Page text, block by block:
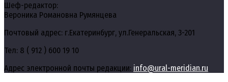
Шеф-редактор:
Вероника Романовна Румянцева
Почтовый адрес: г.Екатеринбург, ул.Генеральская, 3-201
Тел: 8 ( 912 ) 600 19 10
Адрес электронной почты редакции: info@ural-meridian.ru